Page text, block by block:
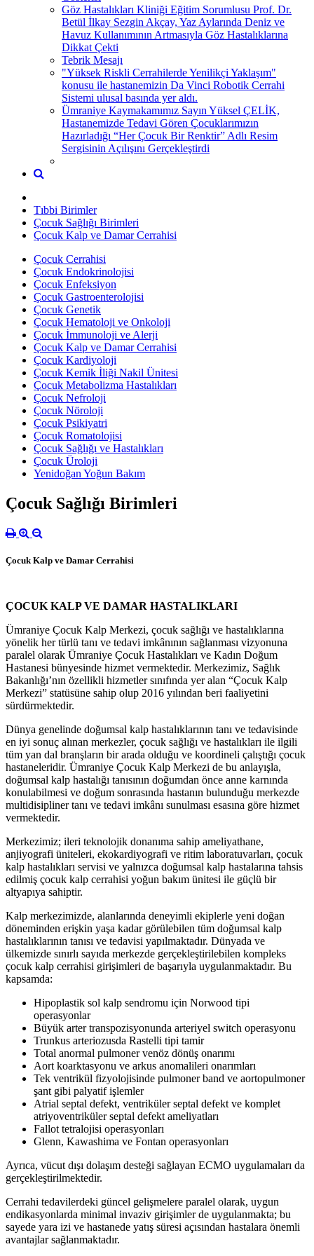
Göz Hastalıkları Kliniği Eğitim Sorumlusu Prof. Dr.
Betül İlkay Sezgin Akçay, Yaz Aylarında Deniz ve
Havuz Kullanımının Artmasıyla Göz Hastalıklarına
Dikkat Çekti
Tebrik Mesajı
"Yüksek Riskli Cerrahilerde Yenilikçi Yaklaşım"
konusu ile hastanemizin Da Vinci Robotik Cerrahi
Sistemi ulusal basında yer aldı.
Ümraniye Kaymakamımız Sayın Yüksel ÇELİK,
Hastanemizde Tedavi Gören Çocuklarımızın
Hazırladığı “Her Çocuk Bir Renktir” Adlı Resim
Sergisinin Açılışını Gerçekleştirdi
Tıbbi Birimler
Çocuk Sağlığı Birimleri
Çocuk Kalp ve Damar Cerrahisi
Çocuk Cerrahisi
Çocuk Endokrinolojisi
Çocuk Enfeksiyon
Çocuk Gastroenterolojisi
Çocuk Genetik
Çocuk Hematoloji ve Onkoloji
Çocuk İmmunoloji ve Alerji
Çocuk Kalp ve Damar Cerrahisi
Çocuk Kardiyoloji
Çocuk Kemik İliği Nakil Ünitesi
Çocuk Metabolizma Hastalıkları
Çocuk Nefroloji
Çocuk Nöroloji
Çocuk Psikiyatri
Çocuk Romatolojisi
Çocuk Sağlığı ve Hastalıkları
Çocuk Üroloji
Yenidoğan Yoğun Bakım
Çocuk Sağlığı Birimleri
Çocuk Kalp ve Damar Cerrahisi
ÇOCUK KALP VE DAMAR HASTALIKLARI
Ümraniye Çocuk Kalp Merkezi, çocuk sağlığı ve hastalıklarına
yönelik her türlü tanı ve tedavi imkânının sağlanması vizyonuna
paralel olarak Ümraniye Çocuk Hastalıkları ve Kadın Doğum
Hastanesi bünyesinde hizmet vermektedir. Merkezimiz, Sağlık
Bakanlığı’nın özellikli hizmetler sınıfında yer alan “Çocuk Kalp
Merkezi” statüsüne sahip olup 2016 yılından beri faaliyetini
sürdürmektedir.
Dünya genelinde doğumsal kalp hastalıklarının tanı ve tedavisinde
en iyi sonuç alınan merkezler, çocuk sağlığı ve hastalıkları ile ilgili
tüm yan dal branşların bir arada olduğu ve koordineli çalıştığı çocuk
hastaneleridir. Ümraniye Çocuk Kalp Merkezi de bu anlayışla,
doğumsal kalp hastalığı tanısının doğumdan önce anne karnında
konulabilmesi ve doğum sonrasında hastanın bulunduğu merkezde
multidisipliner tanı ve tedavi imkânı sunulması esasına göre hizmet
vermektedir.
Merkezimiz; ileri teknolojik donanıma sahip ameliyathane,
anjiyografi üniteleri, ekokardiyografi ve ritim laboratuvarları, çocuk
kalp hastalıkları servisi ve yalnızca doğumsal kalp hastalarına tahsis
edilmiş çocuk kalp cerrahisi yoğun bakım ünitesi ile güçlü bir
altyapıya sahiptir.
Kalp merkezimizde, alanlarında deneyimli ekiplerle yeni doğan
döneminden erişkin yaşa kadar görülebilen tüm doğumsal kalp
hastalıklarının tanısı ve tedavisi yapılmaktadır. Dünyada ve
ülkemizde sınırlı sayıda merkezde gerçekleştirilebilen kompleks
çocuk kalp cerrahisi girişimleri de başarıyla uygulanmaktadır. Bu
kapsamda:
Hipoplastik sol kalp sendromu için Norwood tipi
operasyonlar
Büyük arter transpozisyonunda arteriyel switch operasyonu
Trunkus arteriozusda Rastelli tipi tamir
Total anormal pulmoner venöz dönüş onarımı
Aort koarktasyonu ve arkus anomalileri onarımları
Tek ventrikül fizyolojisinde pulmoner band ve aortopulmoner
şant gibi palyatif işlemler
Atrial septal defekt, ventriküler septal defekt ve komplet
atriyoventriküler septal defekt ameliyatları
Fallot tetralojisi operasyonları
Glenn, Kawashima ve Fontan operasyonları
Ayrıca, vücut dışı dolaşım desteği sağlayan ECMO uygulamaları da
gerçekleştirilmektedir.
Cerrahi tedavilerdeki güncel gelişmelere paralel olarak, uygun
endikasyonlarda minimal invaziv girişimler de uygulanmakta; bu
sayede yara izi ve hastanede yatış süresi açısından hastalara önemli
avantajlar sağlanmaktadır.